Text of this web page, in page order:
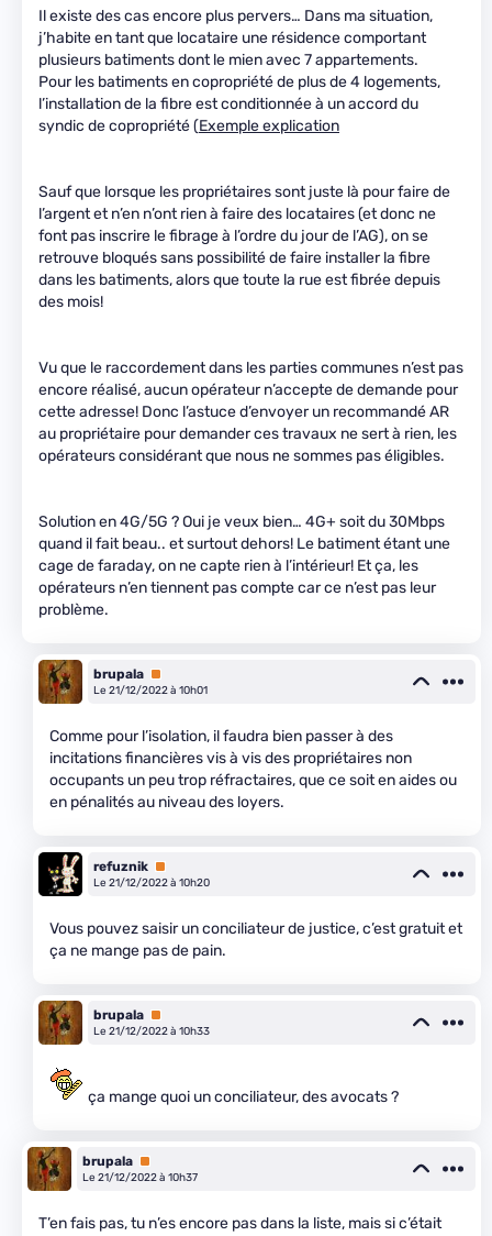
Il existe des cas encore plus pervers… Dans ma situation,
j’habite en tant que locataire une résidence comportant
plusieurs batiments dont le mien avec 7 appartements.
Pour les batiments en copropriété de plus de 4 logements,
l’installation de la fibre est conditionnée à un accord du
syndic de copropriété (Exemple explication
Sauf que lorsque les propriétaires sont juste là pour faire de
l’argent et n’en n’ont rien à faire des locataires (et donc ne
font pas inscrire le fibrage à l’ordre du jour de l’AG), on se
retrouve bloqués sans possibilité de faire installer la fibre
dans les batiments, alors que toute la rue est fibrée depuis
des mois!
Vu que le raccordement dans les parties communes n’est pas
encore réalisé, aucun opérateur n’accepte de demande pour
cette adresse! Donc l’astuce d’envoyer un recommandé AR
au propriétaire pour demander ces travaux ne sert à rien, les
opérateurs considérant que nous ne sommes pas éligibles.
Solution en 4G/5G ? Oui je veux bien… 4G+ soit du 30Mbps
quand il fait beau.. et surtout dehors! Le batiment étant une
cage de faraday, on ne capte rien à l’intérieur! Et ça, les
opérateurs n’en tiennent pas compte car ce n’est pas leur
problème.
brupala Premium
Le 21/12/2022 à 10h01
Comme pour l’isolation, il faudra bien passer à des
incitations financières vis à vis des propriétaires non
occupants un peu trop réfractaires, que ce soit en aides ou
en pénalités au niveau des loyers.
refuznik Premium
Le 21/12/2022 à 10h20
Vous pouvez saisir un conciliateur de justice, c’est gratuit et
ça ne mange pas de pain.
brupala Premium
Le 21/12/2022 à 10h33
ça mange quoi un conciliateur, des avocats ?
brupala Premium
Le 21/12/2022 à 10h37
T’en fais pas, tu n’es encore pas dans la liste, mais si c’était